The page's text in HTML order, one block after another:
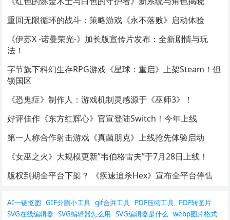
重回无限循环的战斗：策略游戏《永不落败》启动体验
《伊苏X -诺曼荣光-》加长版宣传片发布：全新剧情与玩
法！
字节旗下科幻生存RPG游戏《星球：重启》上架Steam！但
锁国区
《恐鬼症》制作人：游戏机制灵感源于《巫师3》！
好评佳作《东方红辉心》官宣登陆Switch！今年上线
第一人称合作射击游戏《真菌朋克》上线抢先体验启动
《女巫之火》大规模更新”韦伯格雷夫”于7月28日上线！
版权到期全平台下架？ 《疾速追杀Hex》宣布全平台停售
AI一键抠图 GIF分割小工具 gif合并工具 PDF压缩工具 PDF转图片
SVG在线编辑器 SVG编辑器怎么用 SVG编辑器是什么 webp图片格式